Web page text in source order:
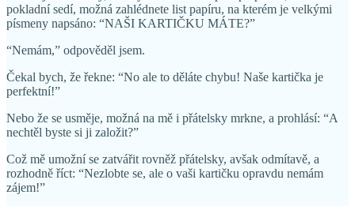
pokladní sedí, možná zahlédnete list papíru, na kterém je velkými
písmeny napsáno: “NAŠI KARTIČKU MÁTE?”
“Nemám,” odpověděl jsem.
Čekal bych, že řekne: “No ale to děláte chybu! Naše kartička je
perfektní!”
Nebo že se usměje, možná na mě i přátelsky mrkne, a prohlásí: “A
nechtěl byste si ji založit?”
Což mě umožní se zatvářit rovněž přátelsky, avšak odmítavě, a
rozhodně říct: “Nezlobte se, ale o vaši kartičku opravdu nemám
zájem!”